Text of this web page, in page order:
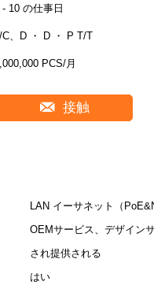
- 10 の仕事日
C、D ・ D ・ P T/T
PCS/月
接触
LAN イーサネット（
OEMサービス、デザイン
され提供される
はい